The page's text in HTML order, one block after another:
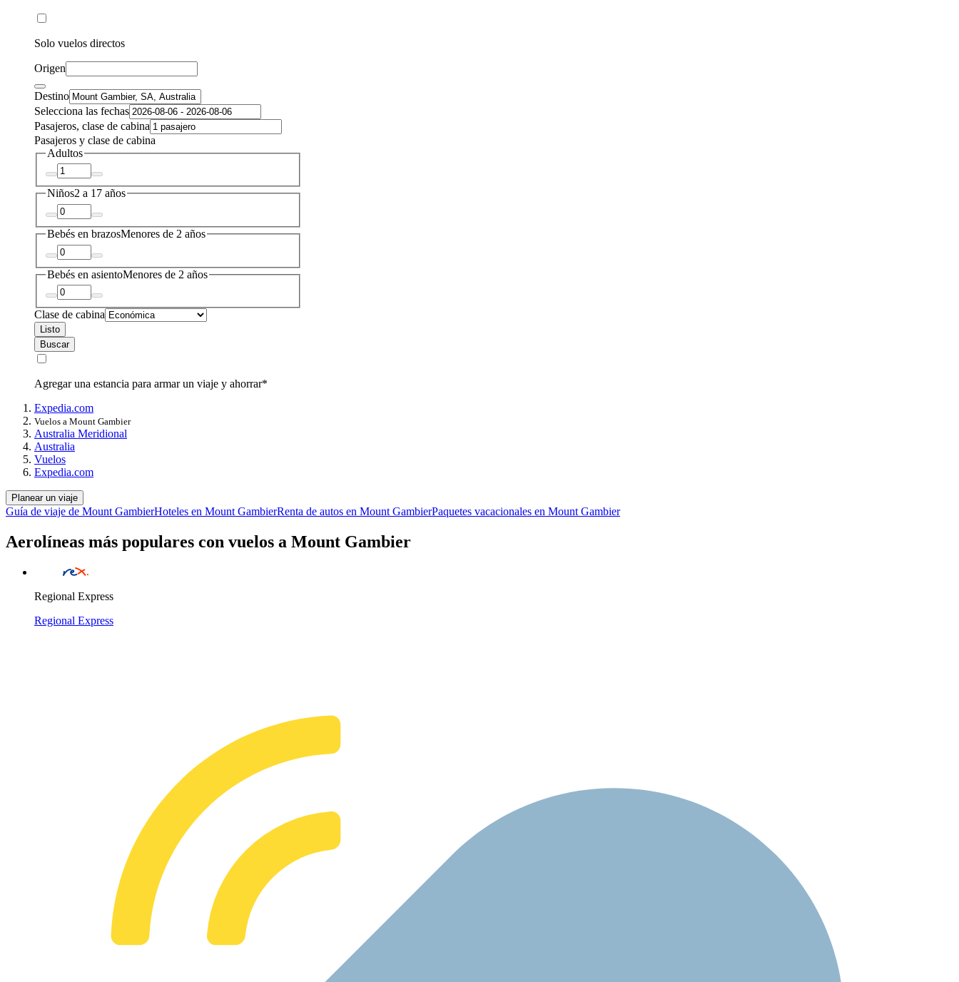
Solo vuelos directos
Origen
Destino
Selecciona las fechas
Pasajeros, clase de cabina
Pasajeros y clase de cabina
Adultos
Niños2 a 17 años
Bebés en brazosMenores de 2 años
Bebés en asientoMenores de 2 años
Clase de cabina
Listo
Buscar
Agregar una estancia para armar un viaje y ahorrar*
Expedia.com
Vuelos a Mount Gambier
Australia Meridional
Australia
Vuelos
Expedia.com
Planear un viaje
Guía de viaje de Mount GambierHoteles en Mount GambierRenta de autos en Mount GambierPaquetes vacacionales en Mount Gambier
Aerolíneas más populares con vuelos a Mount Gambier
Regional Express
Regional Express